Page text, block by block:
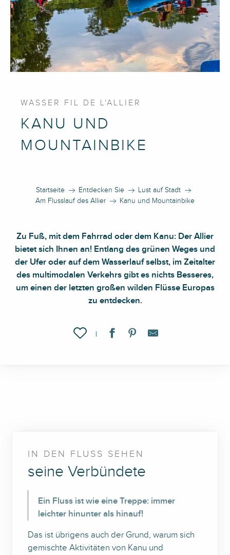
WASSER FIL DE L'ALLIER
KANU UND
MOUNTAINBIKE
Startseite Entdecken Sie
Lust auf Stadt
Am Flusslauf des Allier
Kanu und Mountainbike
Zu Fuß, mit dem Fahrrad oder dem Kanu: Der Allier
bietet sich Ihnen an! Entlang des grünen Weges und
der Ufer oder auf dem Wasserlauf selbst, im Zeitalter
des multimodalen Verkehrs gibt es nichts Besseres,
um einen der letzten großen wilden Flüsse Europas
zu entdecken.
Ajouter aux favoris
IN DEN FLUSS SEHEN
seine Verbündete
Ein Fluss ist wie eine Treppe: immer
leichter hinunter als hinauf!
Das ist übrigens auch der Grund, warum sich
gemischte Aktivitäten von Kanu und